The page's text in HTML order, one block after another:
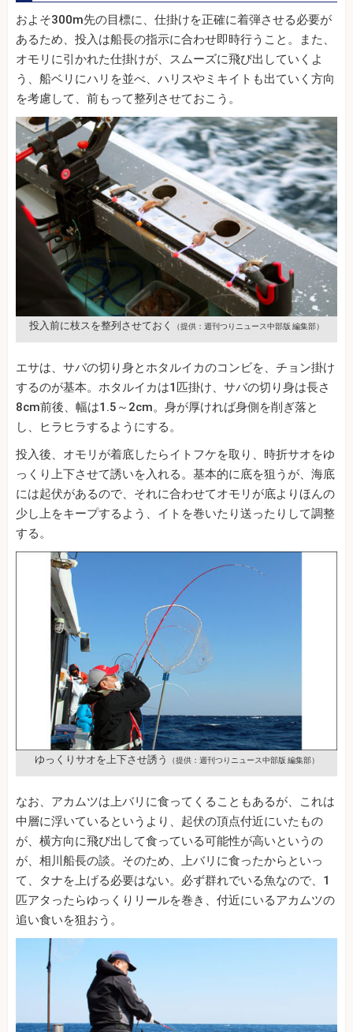
およそ300m先の目標に、仕掛けを正確に着弾させる必要が
あるため、投入は船長の指示に合わせ即時行うこと。また、
オモリに引かれた仕掛けが、スムーズに飛び出していくよ
う、船ベリにハリを並べ、ハリスやミキイトも出ていく方向
を考慮して、前もって整列させておこう。
投入前に枝スを整列させておく （提供：週刊つりニュース中部版 編集部）
エサは、サバの切り身とホタルイカのコンビを、チョン掛け
するのが基本。ホタルイカは1匹掛け、サバの切り身は長さ
8cm前後、幅は1.5～2cm。身が厚ければ身側を削ぎ落と
し、ヒラヒラするようにする。
投入後、オモリが着底したらイトフケを取り、時折サオをゆ
っくり上下させて誘いを入れる。基本的に底を狙うが、海底
には起伏があるので、それに合わせてオモリが底よりほんの
少し上をキープするよう、イトを巻いたり送ったりして調整
する。
ゆっくりサオを上下させ誘う （提供：週刊つりニュース中部版 編集部）
なお、アカムツは上バリに食ってくることもあるが、これは
中層に浮いているというより、起伏の頂点付近にいたもの
が、横方向に飛び出して食っている可能性が高いというの
が、相川船長の談。そのため、上バリに食ったからといっ
て、タナを上げる必要はない。必ず群れでいる魚なので、1
匹アタったらゆっくりリールを巻き、付近にいるアカムツの
追い食いを狙おう。